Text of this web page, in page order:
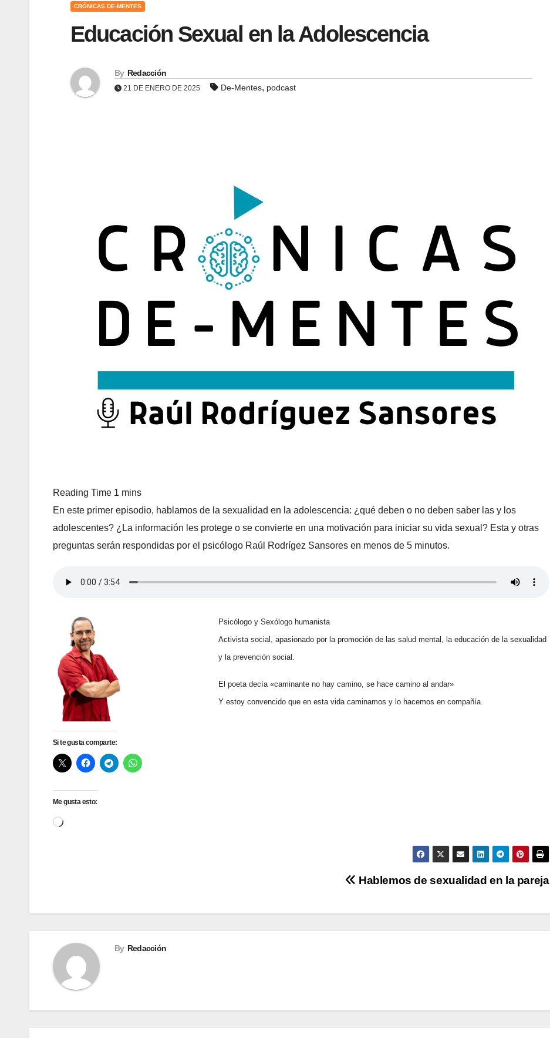
CRÓNICAS DE-MENTES
Educación Sexual en la Adolescencia
By Redacción
21 DE ENERO DE 2025 De-Mentes, podcast
En este primer episodio, hablamos de la sexualidad en la adolescencia: ¿qué deben o no deben saber las y los
adolescentes? ¿La información les protege o se convierte en una motivación para iniciar su vida sexual? Esta y otras
preguntas serán respondidas por el psicólogo Raúl Rodrígez Sansores en menos de 5 minutos.
Psicólogo y Sexólogo humanista
Activista social, apasionado por la promoción de las salud mental, la educación de la sexualidad
y la prevención social.
El poeta decía «caminante no hay camino, se hace camino al andar»
Y estoy convencido que en esta vida caminamos y lo hacemos en compañía.
Si te gusta comparte:
Me gusta esto:
Cargando...
Hablemos de sexualidad en la pareja
By Redacción